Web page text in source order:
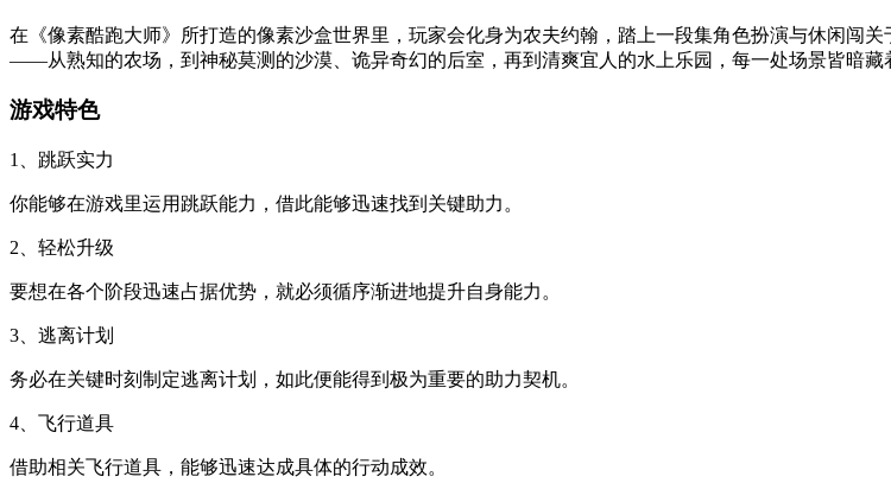
在《像素酷跑大师》所打造的像素沙盒世界里，玩家会化身为农夫约翰，踏上一段集角色扮演与休闲闯
——从熟知的农场，到神秘莫测的沙漠、诡异奇幻的后室，再到清爽宜人的水上乐园，每一处场景皆暗藏
游戏特色
1、跳跃实力
你能够在游戏里运用跳跃能力，借此能够迅速找到关键助力。
2、轻松升级
要想在各个阶段迅速占据优势，就必须循序渐进地提升自身能力。
3、逃离计划
务必在关键时刻制定逃离计划，如此便能得到极为重要的助力契机。
4、飞行道具
借助相关飞行道具，能够迅速达成具体的行动成效。